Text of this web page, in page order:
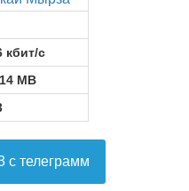
кбит/с
MB
с телеграмм